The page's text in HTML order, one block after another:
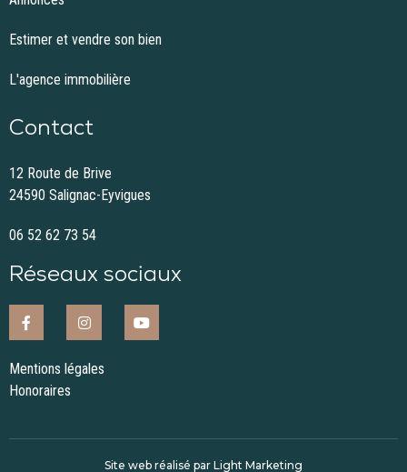
Estimer et vendre son bien
L'agence immobilière
Contact
12 Route de Brive
24590 Salignac-Eyvigues
06 52 62 73 54
Réseaux sociaux
Mentions légales
Honoraires
Site web réalisé par Light Marketing